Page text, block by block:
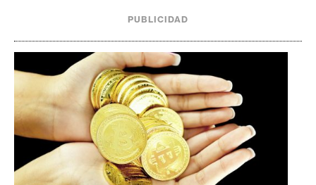
PUBLICIDAD